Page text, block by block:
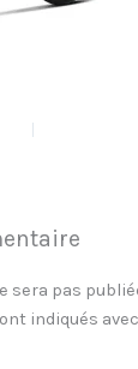
sera pas
indiqués avec